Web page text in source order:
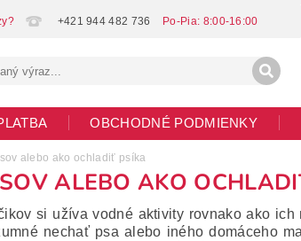
+421 944 482 736
OBCHODNÉ PODMIENKY
alebo ako ochladiť psíka
ALEBO AKO
si užíva vodné aktivity rovnako ako
nechať psa alebo iného domáceho